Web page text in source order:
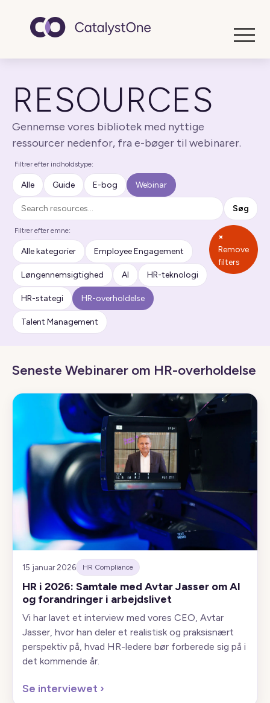
RESOURCES
Gennemse vores bibliotek med nyttige
ressourcer nedenfor, fra e-bøger til webinarer.
Filtrer efter indholdstype:
Alle Guide E-bog Webinar
Søg
Søg
Filtrer efter emne:
Alle kategorier Employee Engagement
Løngennemsigtighed AI HR-teknologi
HR-stategi HR-overholdelse
Talent Management
×
Remove
filters
Seneste Webinarer om HR-overholdelse
15 januar 2026 HR Compliance
HR i 2026: Samtale med Avtar Jasser om AI
og forandringer i arbejdslivet
Vi har lavet et interview med vores CEO, Avtar
Jasser, hvor han deler et realistisk og praksisnært
perspektiv på, hvad HR-ledere bør forberede sig på i
det kommende år.
Se interviewet ›